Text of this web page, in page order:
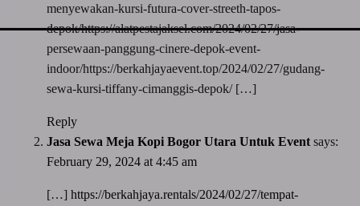
menyewakan-kursi-futura-cover-streeth-tapos-
depok/https://alatpestajaksel.com/2024/02/27/jasa-
persewaan-panggung-cinere-depok-event-
indoor/https://berkahjayaevent.top/2024/02/27/gudang-
sewa-kursi-tiffany-cimanggis-depok/ […]
Reply
Jasa Sewa Meja Kopi Bogor Utara Untuk Event says:
February 29, 2024 at 4:45 am
[…] https://berkahjaya.rentals/2024/02/27/tempat-